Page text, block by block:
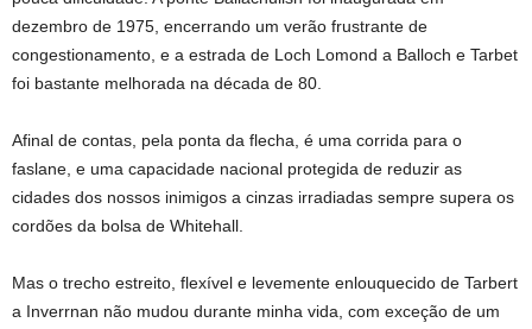
dezembro de 1975, encerrando um verão frustrante de
congestionamento, e a estrada de Loch Lomond a Balloch e Tarbet
foi bastante melhorada na década de 80.
Afinal de contas, pela ponta da flecha, é uma corrida para o
faslane, e uma capacidade nacional protegida de reduzir as
cidades dos nossos inimigos a cinzas irradiadas sempre supera os
cordões da bolsa de Whitehall.
Mas o trecho estreito, flexível e levemente enlouquecido de Tarbert
a Inverrnan não mudou durante minha vida, com exceção de um